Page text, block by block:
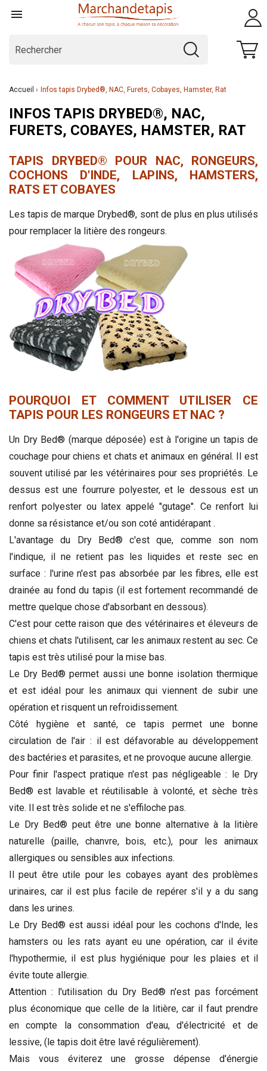

Accueil Infos tapis Drybed®, NAC, Furets, Cobayes, Hamster, Rat
INFOS TAPIS DRYBED®, NAC,
FURETS, COBAYES, HAMSTER, RAT
TAPIS DRYBED® POUR NAC, RONGEURS,
COCHONS D'INDE, LAPINS, HAMSTERS,
RATS ET COBAYES
Les tapis de marque Drybed®, sont de plus en plus utilisés
pour remplacer la litière des rongeurs.
POURQUOI ET COMMENT UTILISER CE
TAPIS POUR LES RONGEURS ET NAC ?
Un Dry Bed® (marque déposée) est à l'origine un tapis de
couchage pour chiens et chats et animaux en général. Il est
souvent utilisé par les vétérinaires pour ses propriétés. Le
dessus est une fourrure polyester, et le dessous est un
renfort polyester ou latex appelé "gutage". Ce renfort lui
donne sa résistance et/ou son coté antidérapant .
L'avantage du Dry Bed® c'est que, comme son nom
l'indique, il ne retient pas les liquides et reste sec en
surface : l'urine n'est pas absorbée par les fibres, elle est
drainée au fond du tapis (il est fortement recommandé de
mettre quelque chose d'absorbant en dessous).
C'est pour cette raison que des vétérinaires et éleveurs de
chiens et chats l'utilisent, car les animaux restent au sec. Ce
tapis est très utilisé pour la mise bas.
Le Dry Bed® permet aussi une bonne isolation thermique
et est idéal pour les animaux qui viennent de subir une
opération et risquent un refroidissement.
Côté hygiène et santé, ce tapis permet une bonne
circulation de l'air : il est défavorable au développement
des bactéries et parasites, et ne provoque aucune allergie.
Pour finir l'aspect pratique n'est pas négligeable : le Dry
Bed® est lavable et réutilisable à volonté, et sèche très
vite. Il est très solide et ne s'effiloche pas.
Le Dry Bed® peut être une bonne alternative à la litière
naturelle (paille, chanvre, bois, etc.), pour les animaux
allergiques ou sensibles aux infections.
Il peut être utile pour les cobayes ayant des problèmes
urinaires, car il est plus facile de repérer s'il y a du sang
dans les urines.
Le Dry Bed® est aussi idéal pour les cochons d'Inde, les
hamsters ou les rats ayant eu une opération, car il évite
l'hypothermie, il est plus hygiénique pour les plaies et il
évite toute allergie.
Attention : l'utilisation du Dry Bed® n'est pas forcément
plus économique que celle de la litière, car il faut prendre
en compte la consommation d'eau, d'électricité et de
lessive, (le tapis doit être lavé régulièrement).
Mais vous éviterez une grosse dépense d'énergie